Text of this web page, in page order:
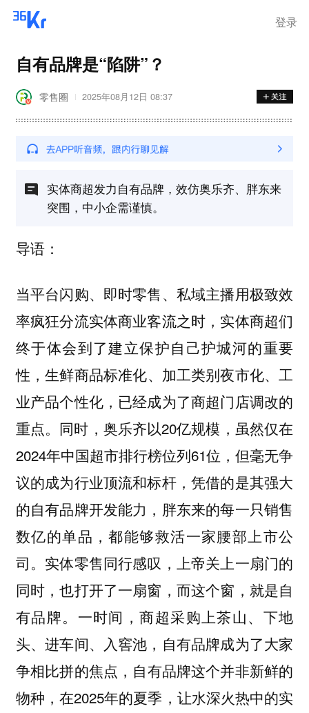
登录
自有品牌是“陷阱”？
零售圈 2025年08月12日 08:37
实体商超发力自有品牌，效仿奥乐齐、胖东来
突围，中小企需谨慎。
导语：
当平台闪购、即时零售、私域主播用极致效
率疯狂分流实体商业客流之时，实体商超们
终于体会到了建立保护自己护城河的重要
性，生鲜商品标准化、加工类别夜市化、工
业产品个性化，已经成为了商超门店调改的
重点。 同时，奥乐齐以20亿规模，虽然仅在
2024年中国超市排行榜位列61位，但毫无争
议的成为行业顶流和标杆，凭借的是其强大
的自有品牌开发能力，胖东来的每一只销售
数亿的单品，都能够救活一家腰部上市公
司。实体零售同行感叹，上帝关上一扇门的
同时，也打开了一扇窗，而这个窗，就是自
有品牌。一时间，商超采购上茶山、下地
头、进车间、入窖池，自有品牌成为了大家
争相比拼的焦点 ，自有品牌这个并非新鲜的
物种，在2025年的夏季，让水深火热中的实